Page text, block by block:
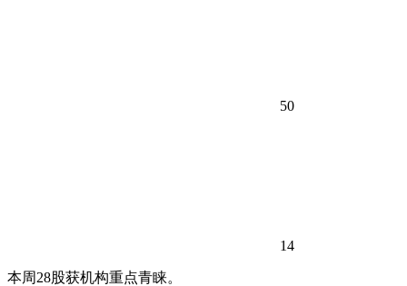
50
14
本周28股获机构重点青睐。